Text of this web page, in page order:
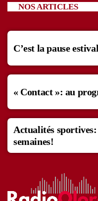
NOS ARTICLES
C’est la pause
« Contact »: au
Actualités
semaines!